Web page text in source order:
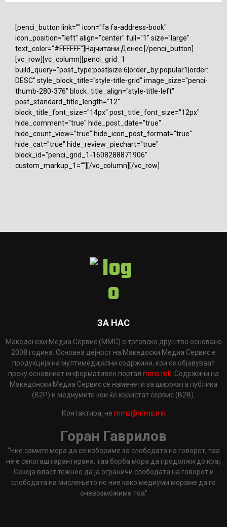
[penci_button link="" icon="fa fa-address-book"
icon_position="left" align="center" full="1" size="large"
text_color="#FFFFFF"]Најчитани Денес [/penci_button]
[vc_row][vc_column][penci_grid_1
build_query="post_type:post|size:6|order_by:popular1|order:
DESC" style_block_title="style-title-grid" image_size="penci-
thumb-280-376" block_title_align="style-title-left"
post_standard_title_length="12"
block_title_font_size="14px" post_title_font_size="12px"
hide_comment="true" hide_post_date="true"
hide_count_view="true" hide_icon_post_format="true"
hide_cat="true" hide_review_piechart="true"
block_id="penci_grid_1-1608288871906"
custom_markup_1=""][/vc_column][/vc_row]
ЗА НАС
Македонски Медиа Сервис (ММС) е трговско друштво основано
2008 година. Основна дејност на Македоски Медиа Сервис е
продукција на мултимедијални содржини, кои се објавуваат
преку основниот информативен портал mms.mk . Содржини на
Македонски Медиа Сервис се наменети за широката публика
(B2P) и медиумите кои ќе користат сервис (B2B).
Контактирај не mms@mms.mk
Горан Гаврилов
"Ние самите мора да се избориме за слободата на говорот, таа
не е секогаш гарантирана, таа борба мора да продолжи до крај.
Секоја власт тежнее да ја ограничи слободата на говорот и
слободата на мислењето но ние како медиуми мораме да го
оневозможиме тоа"